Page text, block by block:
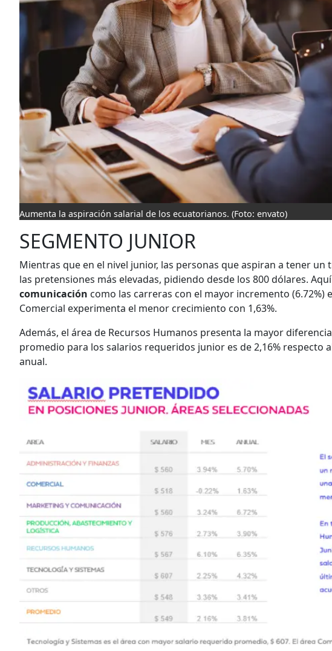
Aumenta la aspiración salarial de los ecuatorianos. (Foto: envato)
SEGMENTO JUNIOR
Mientras que en el nivel junior, las personas que aspiran a tener un
las pretensiones más elevadas, pidiendo desde los 800 dólares.
comunicación como las carreras con el mayor incremento (6.72%)
Comercial experimenta el menor crecimiento con 1,63%.
Además, el área de Recursos Humanos presenta la mayor
promedio para los salarios requeridos junior es de 2,16% respecto
anual.